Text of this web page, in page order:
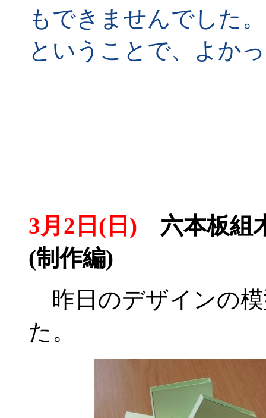
もできませんでした
ということで、よか
3月2日(日) 六本板組
(制作編)
昨日のデザインの
た。